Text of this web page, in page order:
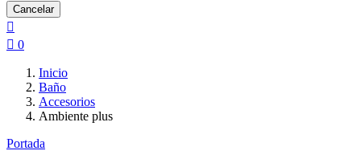
Cancelar

 0
Inicio
Baño
Accesorios
Ambiente plus
Portada